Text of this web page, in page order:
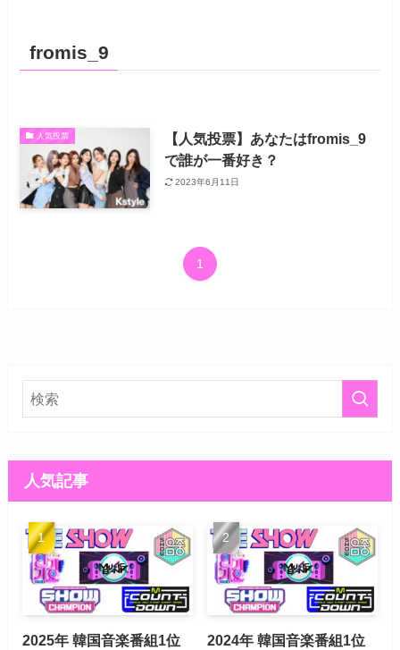
fromis_9
人気投票
【人気投票】あなたはfromis_9
で誰が一番好き？
2023年6月11日
1
人気記事
2025年 韓国音楽番組1位
2024年 韓国音楽番組1位